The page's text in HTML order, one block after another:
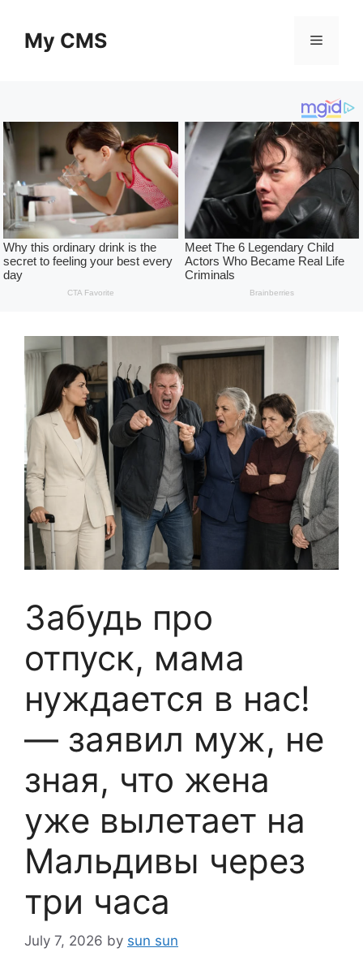
contentMy CMS Menu
Забудь про
отпуск, мама
нуждается в нас!
— заявил муж, не
зная, что жена
уже вылетает на
Мальдивы через
три часа
July 7, 2026 by sun sun